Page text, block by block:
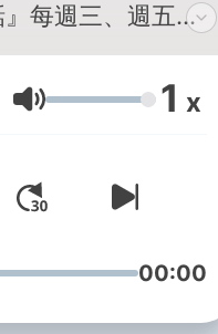
』每週三、週五、
00，記得鎖定我
房話裡有什麼？
會如何掌握自己
幸福美滿的生活！
美人每天都在做
Volume 1 x
00:00